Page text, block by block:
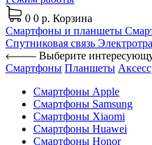
0 0 р. Корзина
Смартфоны и планшеты
Спутниковая связь
Выберите
Смартфоны Планшеты
Смартфоны Apple
Смартфоны Samsung
Смартфоны Xiaomi
Смартфоны Huawei
Смартфоны Honor